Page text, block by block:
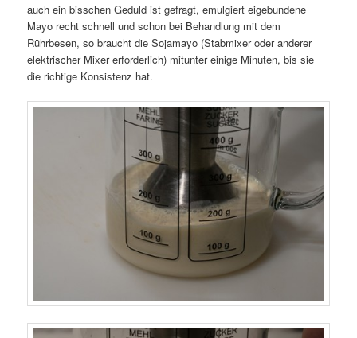
auch ein bisschen Geduld ist gefragt, emulgiert eigebundene
Mayo recht schnell und schon bei Behandlung mit dem
Rührbesen, so braucht die Sojamayo (Stabmixer oder anderer
elektrischer Mixer erforderlich) mitunter einige Minuten, bis sie
die richtige Konsistenz hat.